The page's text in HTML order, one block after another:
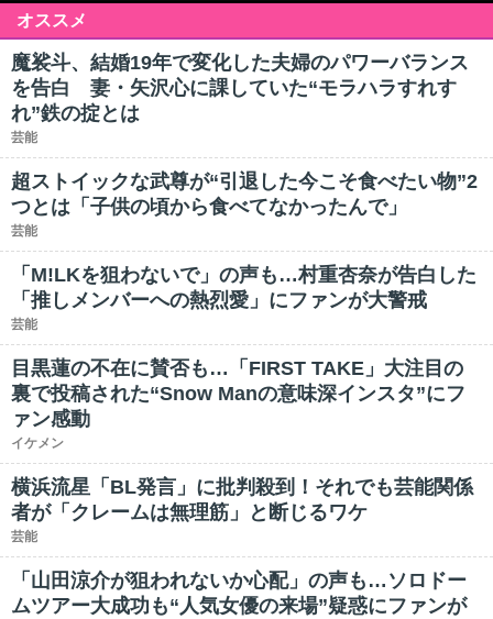
オススメ
魔裟斗、結婚19年で変化した夫婦のパワーバランス
を告白 妻・矢沢心に課していた“モラハラすれす
れ”鉄の掟とは
芸能
超ストイックな武尊が“引退した今こそ食べたい物”2
つとは「子供の頃から食べてなかったんで」
芸能
「M!LKを狙わないで」の声も…村重杏奈が告白した
「推しメンバーへの熱烈愛」にファンが大警戒
芸能
目黒蓮の不在に賛否も…「FIRST TAKE」大注目の
裏で投稿された“Snow Manの意味深インスタ”にフ
ァン感動
イケメン
横浜流星「BL発言」に批判殺到！それでも芸能関係
者が「クレームは無理筋」と断じるワケ
芸能
「山田涼介が狙われないか心配」の声も…ソロドー
ムツアー大成功も“人気女優の来場”疑惑にファンが